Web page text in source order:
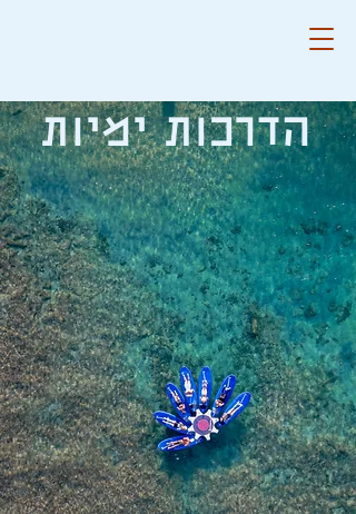
הדרכות ימיות